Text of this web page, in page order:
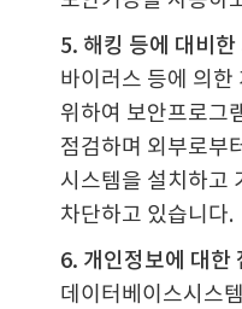
5. 해킹 등에 대비한
바이러스 등에 의한
위하여 보안프로그
점검하며 외부로부
시스템을 설치하고
차단하고 있습니다.
6. 개인정보에 대한
데이터베이스시스